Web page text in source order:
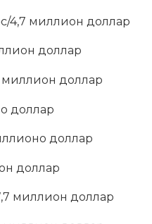
4,7 миллион доллар
доллар
доллар
доллар
доллар
доллар
миллион доллар